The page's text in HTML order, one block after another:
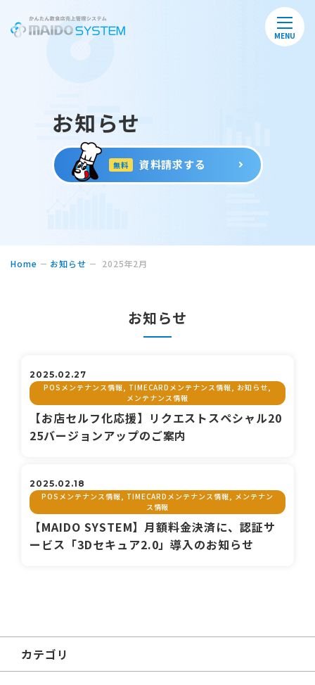
MENU
お知らせ
無料 資料請求する
Home お知らせ 2025年2月
お知らせ
2025.02.27
POSメンテナンス情報, TIMECARDメンテナンス情報, お知らせ,
メンテナンス情報
【お店セルフ化応援】リクエストスペシャル20
25バージョンアップのご案内
2025.02.18
POSメンテナンス情報, TIMECARDメンテナンス情報, メンテナン
ス情報
【MAIDO SYSTEM】月額料金決済に、認証サ
ービス「3Dセキュア2.0」導入のお知らせ
カテゴリ